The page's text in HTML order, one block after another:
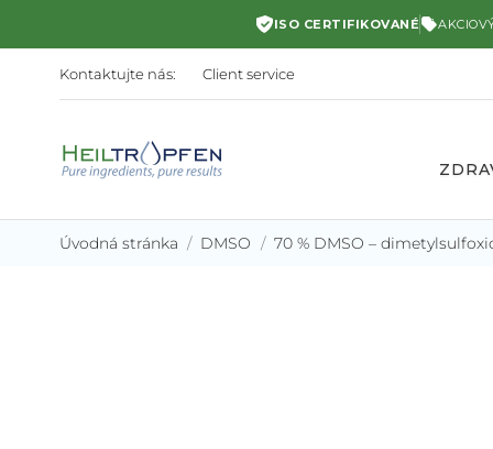
ISO CERTIFIKOVANÉ
Kontaktujte nás: Client service
Úvodná stránka DMSO 70 % DMSO –